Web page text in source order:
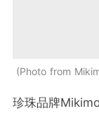
Photo from
珍珠品牌